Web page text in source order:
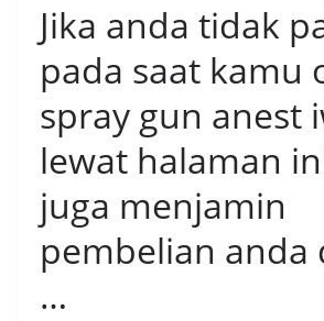
Jika anda tidak
pada saat kamu
spray gun anest
lewat halaman
juga menjamin
pembelian anda
…